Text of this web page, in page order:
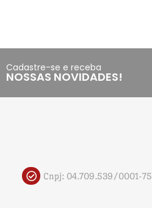
Cadastre-se e receba
NOSSAS NOVIDADES!
Cnpj: 04.709.539/0001-75